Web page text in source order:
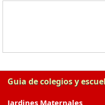
Guia de colegios y
Jardines Maternales